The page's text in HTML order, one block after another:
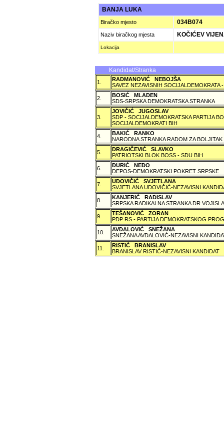
BANJA LUKA
Biračko mjesto 034B074
Naziv biračkog mjesta KOČIĆEV
Lokacija
Kandidat/Stranka
1.
RADMANOVIĆ NEBOJŠA
SAVEZ NEZAVISNIH SOCIJALDEMOKRATA
2.
BOSIĆ MLADEN
SDS-SRPSKA DEMOKRATSKA STRANKA
3.
JOVIČIĆ JUGOSLAV
SDP - SOCIJALDEMOKRATSKA PARTIJA
SOCIJALDEMOKRATI BIH
4.
BAKIĆ RANKO
NARODNA STRANKA RADOM ZA BOLJITAK
5.
DRAGIČEVIĆ SLAVKO
PATRIOTSKI BLOK BOSS - SDU BIH
6.
ÐURIĆ NEÐO
DEPOS-DEMOKRATSKI POKRET SRPSKE
7.
UDOVIČIĆ SVJETLANA
SVJETLANA UDOVIČIĆ-NEZAVISNI
8.
KANJERIĆ RADISLAV
SRPSKA RADIKALNA STRANKA DR
9.
TEŠANOVIĆ ZORAN
PDP RS - PARTIJA DEMOKRATSKOG
10.
AVDALOVIĆ SNEŽANA
SNEŽANA AVDALOVIĆ-NEZAVISNI
11.
RISTIĆ BRANISLAV
BRANISLAV RISTIĆ-NEZAVISNI KANDIDAT